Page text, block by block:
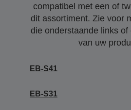
compatibel met een of
dit assortiment. Zie voor
die onderstaande links of
van uw
EB-S41
EB-S31